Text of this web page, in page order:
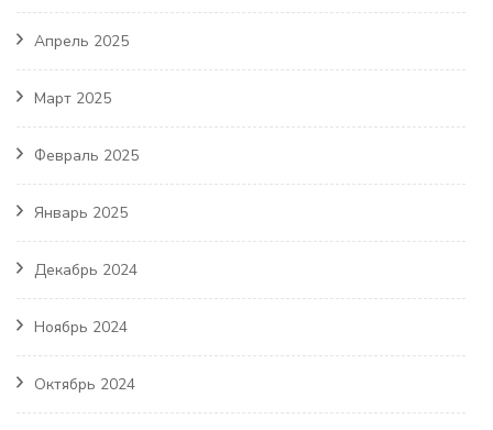
Апрель 2025
Март 2025
Февраль 2025
Январь 2025
Декабрь 2024
Ноябрь 2024
Октябрь 2024